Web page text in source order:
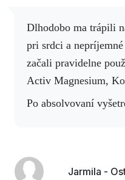
Dlhodobo ma trápili náhle ataky srdca, pichanie
pri srdci a
začali pravidelne
Activ Magnesium,
Po absolvovaní vyšetrení – CT, echo aj holter –
pozitívnych
Jarmila -